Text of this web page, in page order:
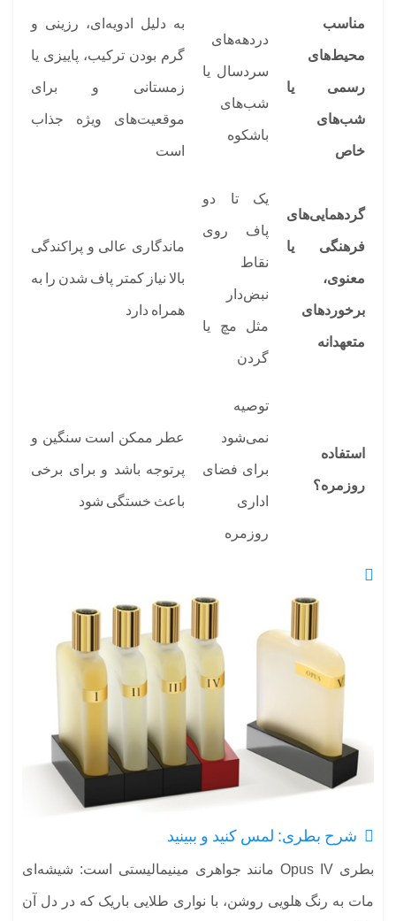
مناسب
محیط‌های
رسمی یا
شب‌های
خاص
دردهه‌های
سردسال یا
شب‌های
باشکوه
به دلیل ادویه‌ای، رزینی و
گرم بودن ترکیب، پاییزی یا
زمستانی و برای
موقعیت‌های ویژه جذاب
است
گردهمایی‌های
فرهنگی یا
معنوی،
برخوردهای
متعهدانه
یک تا دو
پاف روی
نقاط
نبض‌دار
مثل مچ یا
گردن
ماندگاری عالی و پراکندگی
بالا نیاز کمتر پاف شدن را به
همراه دارد
استفاده
روزمره؟
توصیه
نمی‌شود
برای فضای
اداری
روزمره
عطر ممکن است سنگین و
پرتوجه باشد و برای برخی
باعث خستگی شود
شرح بطری: لمس کنید و ببینید
بطری Opus IV مانند جواهری مینیمالیستی است: شیشه‌ای
مات به رنگ هلویی روشن، با نواری طلایی باریک که در دل آن